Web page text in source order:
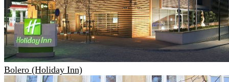
Bolero (Holiday Inn)